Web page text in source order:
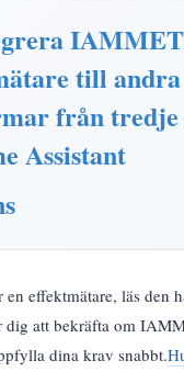
till andra
från
Assistant
en effektmätare, läs den
dig att bekräfta om
dina krav snabbt.